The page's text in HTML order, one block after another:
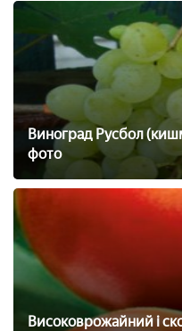
Виноград Русбол
фото
Високоврожайний і